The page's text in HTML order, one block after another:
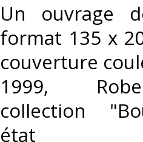
‎Un ouvrage
format 135 x
couverture
1999,
collection
état‎